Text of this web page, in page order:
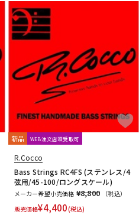
新品 WEB注文店頭受取可
R.Cocco
Bass Strings RC4FS (ステンレス/4
弦用/45-100/ロングスケール)
メーカー希望小売価格 ¥8,800
（税込）
販売価格¥4,400(税込)